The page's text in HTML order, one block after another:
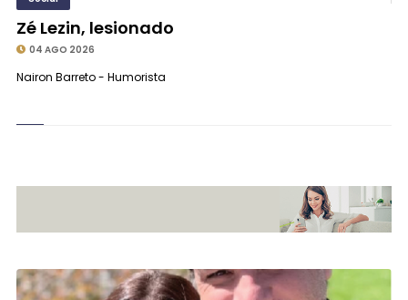
Zé Lezin, lesionado
04 AGO 2026
Nairon Barreto - Humorista